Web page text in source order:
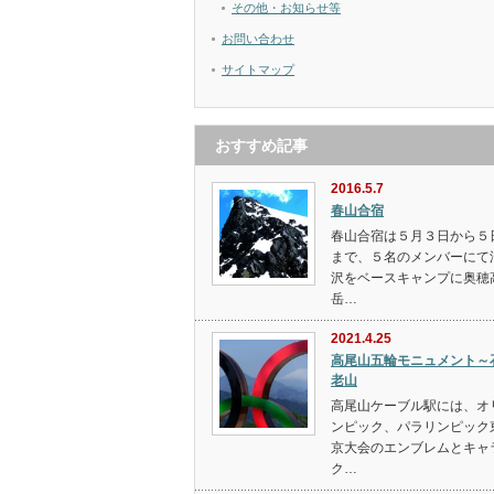
その他・お知らせ等
お問い合わせ
サイトマップ
おすすめ記事
2016.5.7
春山合宿
春山合宿は５月３日から５
まで、５名のメンバーにて
沢をベースキャンプに奥穂
岳…
2021.4.25
高尾山五輪モニュメント～
老山
高尾山ケーブル駅には、オ
ンピック、パラリンピック
京大会のエンブレムとキャ
ク…